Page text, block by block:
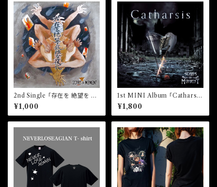
2nd Single 「存在を 絶望を 孤
独な夜に」
¥1,000
1st MINI Album 「Catharsi
s」
¥1,800